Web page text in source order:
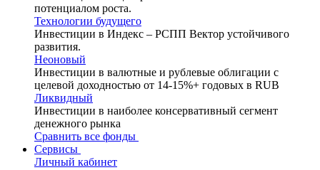
потенциалом роста.
Технологии будущего
Инвестиции в Индекс – РСПП Вектор устойчивого
развития.
Неоновый
Инвестиции в валютные и рублевые облигации с
целевой доходностью от 14-15%+ годовых в RUB
Ликвидный
Инвестиции в наиболее консервативный сегмент
денежного рынка
Сравнить все фонды
Сервисы
Личный кабинет